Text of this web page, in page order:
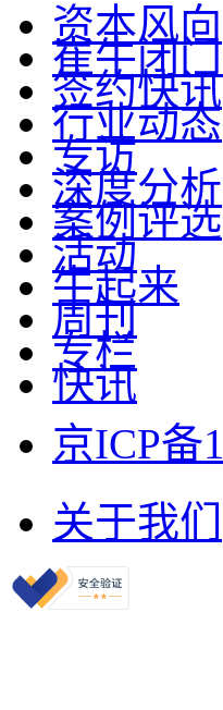
资本风向
崔牛闭
签约快讯
行业动态
专访
深度分析
案例评选
活动
牛起来
周刊
专栏
快讯
京ICP备
关于我们